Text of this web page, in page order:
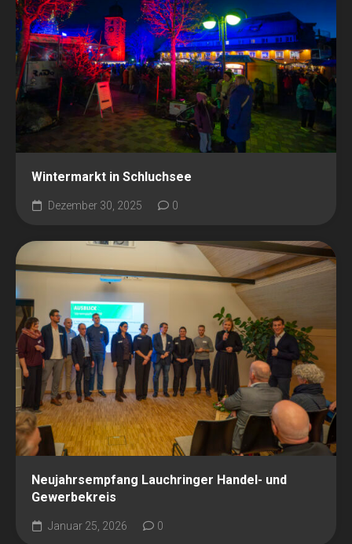
Wintermarkt in Schluchsee
Dezember 30, 2025 0
Neujahrsempfang Lauchringer Handel- und
Gewerbekreis
Januar 25, 2026 0